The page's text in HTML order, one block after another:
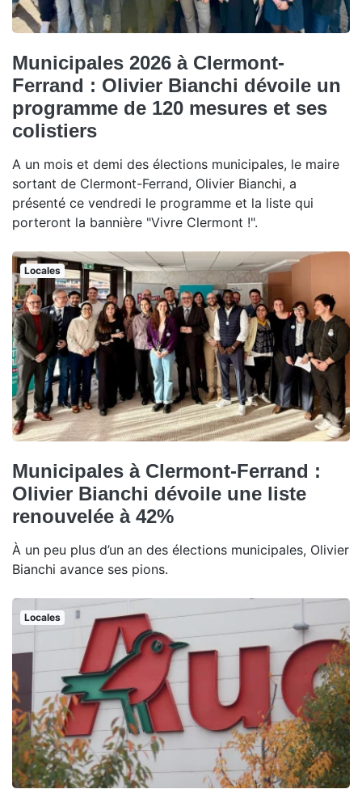
Municipales 2026 à Clermont-
Ferrand : Olivier Bianchi dévoile un
programme de 120 mesures et ses
colistiers
A un mois et demi des élections municipales, le maire
sortant de Clermont-Ferrand, Olivier Bianchi, a
présenté ce vendredi le programme et la liste qui
porteront la bannière "Vivre Clermont !".
Locales
Municipales à Clermont-Ferrand :
Olivier Bianchi dévoile une liste
renouvelée à 42%
À un peu plus d’un an des élections municipales, Olivier
Bianchi avance ses pions.
Locales